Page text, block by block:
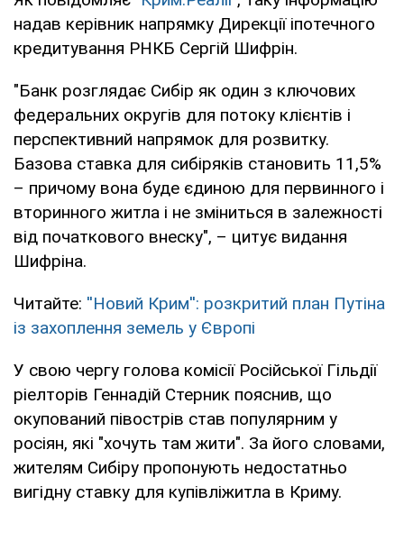
надав керівник напрямку Дирекції іпотечного
кредитування РНКБ Сергій Шифрін.
"Банк розглядає Сибір як один з ключових
федеральних округів для потоку клієнтів і
перспективний напрямок для розвитку.
Базова ставка для сибіряків становить 11,5%
– причому вона буде єдиною для первинного і
вторинного житла і не зміниться в залежності
від початкового внеску", – цитує видання
Шифріна.
Читайте: ''Новий Крим'': розкритий план Путіна
із захоплення земель у Європі
У свою чергу голова комісії Російської Гільдії
ріелторів Геннадій Стерник пояснив, що
окупований півострів став популярним у
росіян, які "хочуть там жити". За його словами,
жителям Сибіру пропонують недостатньо
вигідну ставку для купівліжитла в Криму.